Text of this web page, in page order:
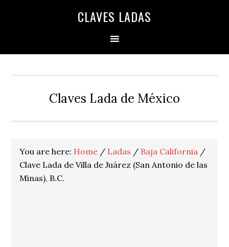
CLAVES LADAS
Claves Lada de México
You are here: Home / Ladas / Baja California /
Clave Lada de Villa de Juárez (San Antonio de las
Minas), B.C.